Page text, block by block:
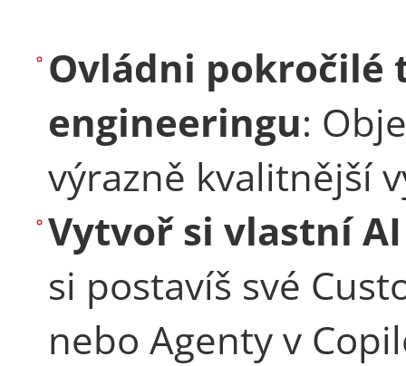
Ovládni
engineeringu:
výrazně kvalitnější
Vytvoř si vlastní
si postavíš své
nebo Agenty v